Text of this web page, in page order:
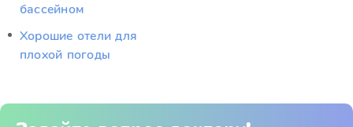
бассейном
Хорошие отели для
плохой погоды